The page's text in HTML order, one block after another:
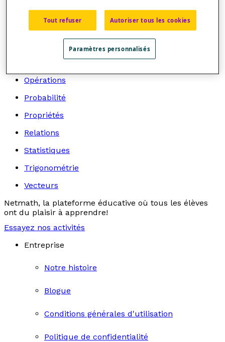
Logique et langage mathématique
Mathématiciens et mathématiciennes
Modes de représentation
Opérations
Probabilité
Propriétés
Relations
Statistiques
Trigonométrie
Vecteurs
Netmath, la plateforme éducative où tous les élèves
ont du plaisir à apprendre!
Essayez nos activités
Entreprise
Notre histoire
Blogue
Conditions générales d'utilisation
Politique de confidentialité
Tout refuser Autoriser tous les cookies
Paramètres personnalisés